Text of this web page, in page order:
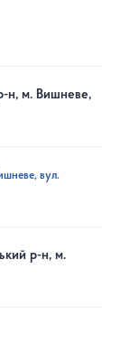
н, м. Вишневе,
вул.
р-н, м.